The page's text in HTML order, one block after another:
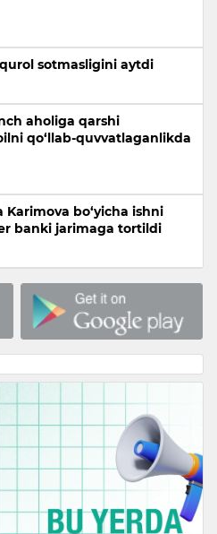
sotmasligini aytdi
aholiga qarshi
qo‘llab-quvvatlaganlikda
Karimova bo‘yicha ishni
banki jarimaga tortildi